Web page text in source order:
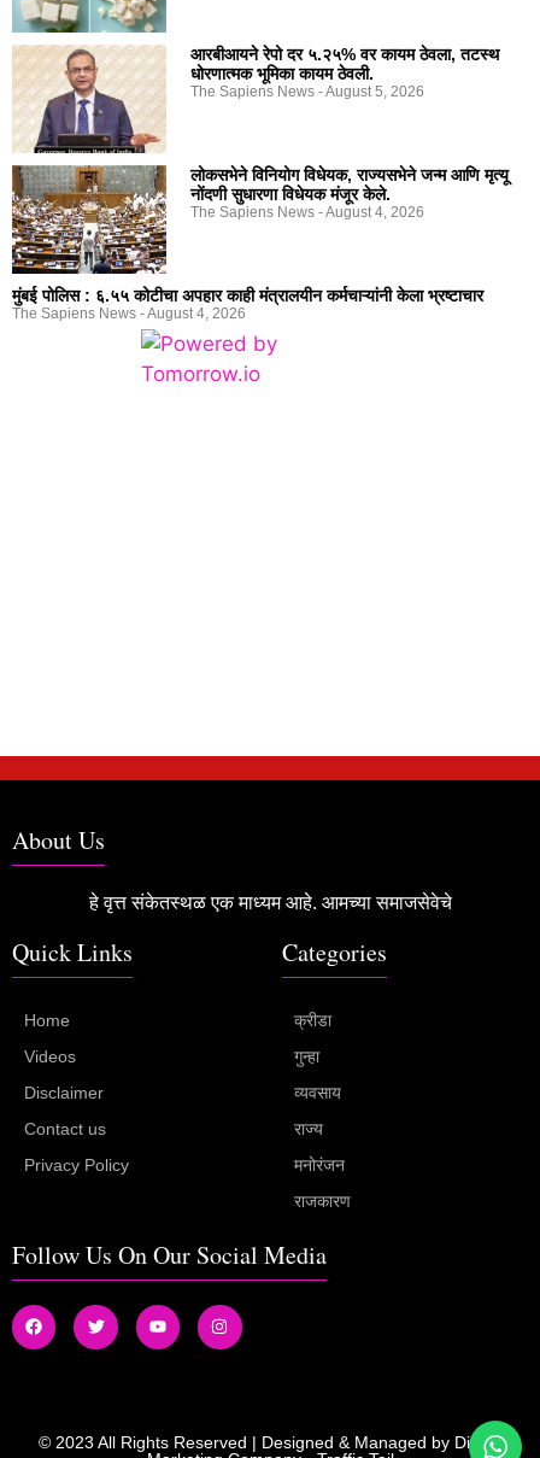
आरबीआयने रेपो दर ५.२५% वर कायम ठेवला, तटस्थ
धोरणात्मक भूमिका कायम ठेवली.
The Sapiens News August 5, 2026
लोकसभेने विनियोग विधेयक, राज्यसभेने जन्म आणि मृत्यू
नोंदणी सुधारणा विधेयक मंजूर केले.
The Sapiens News August 4, 2026
मुंबई पोलिस : ६.५५ कोटीचा अपहार काही मंत्रालयीन कर्मचाऱ्यांनी केला भ्रष्टाचार
The Sapiens News August 4, 2026
About Us
हे वृत्त संकेतस्थळ एक माध्यम आहे. आमच्या समाजसेवेचे
Quick Links
Home
Videos
Disclaimer
Contact us
Privacy Policy
Categories
क्रीडा
गुन्हा
व्यवसाय
राज्य
मनोरंजन
राजकारण
Follow Us On Our Social Media
© 2023 All Rights Reserved | Designed & Managed by Digital